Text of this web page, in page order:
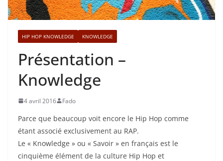
HIP HOP KNOWLEDGE KNOWLEDGE
Présentation –
Knowledge
4 avril 2016 Fado
Parce que beaucoup voit encore le Hip Hop comme
étant associé exclusivement au RAP.
Le « Knowledge » ou « Savoir » en français est le
cinquième élément de la culture Hip Hop et